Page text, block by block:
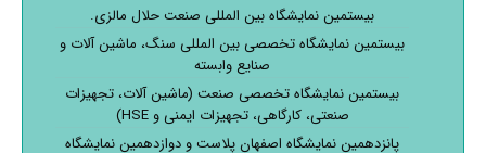
بیستمین نمایشگاه بین المللی صنعت حلال مالزی.
بیستمین نمایشگاه تخصصی بین المللی سنگ، ماشین آلات و
صنایع وابسته
بیستمین نمایشگاه تخصصی صنعت (ماشین آلات، تجهیزات
صنعتی، کارگاهی، تجهیزات ایمنی و HSE)
پانزدهمین نمایشگاه اصفهان پلاست و دوازدهمین نمایشگاه